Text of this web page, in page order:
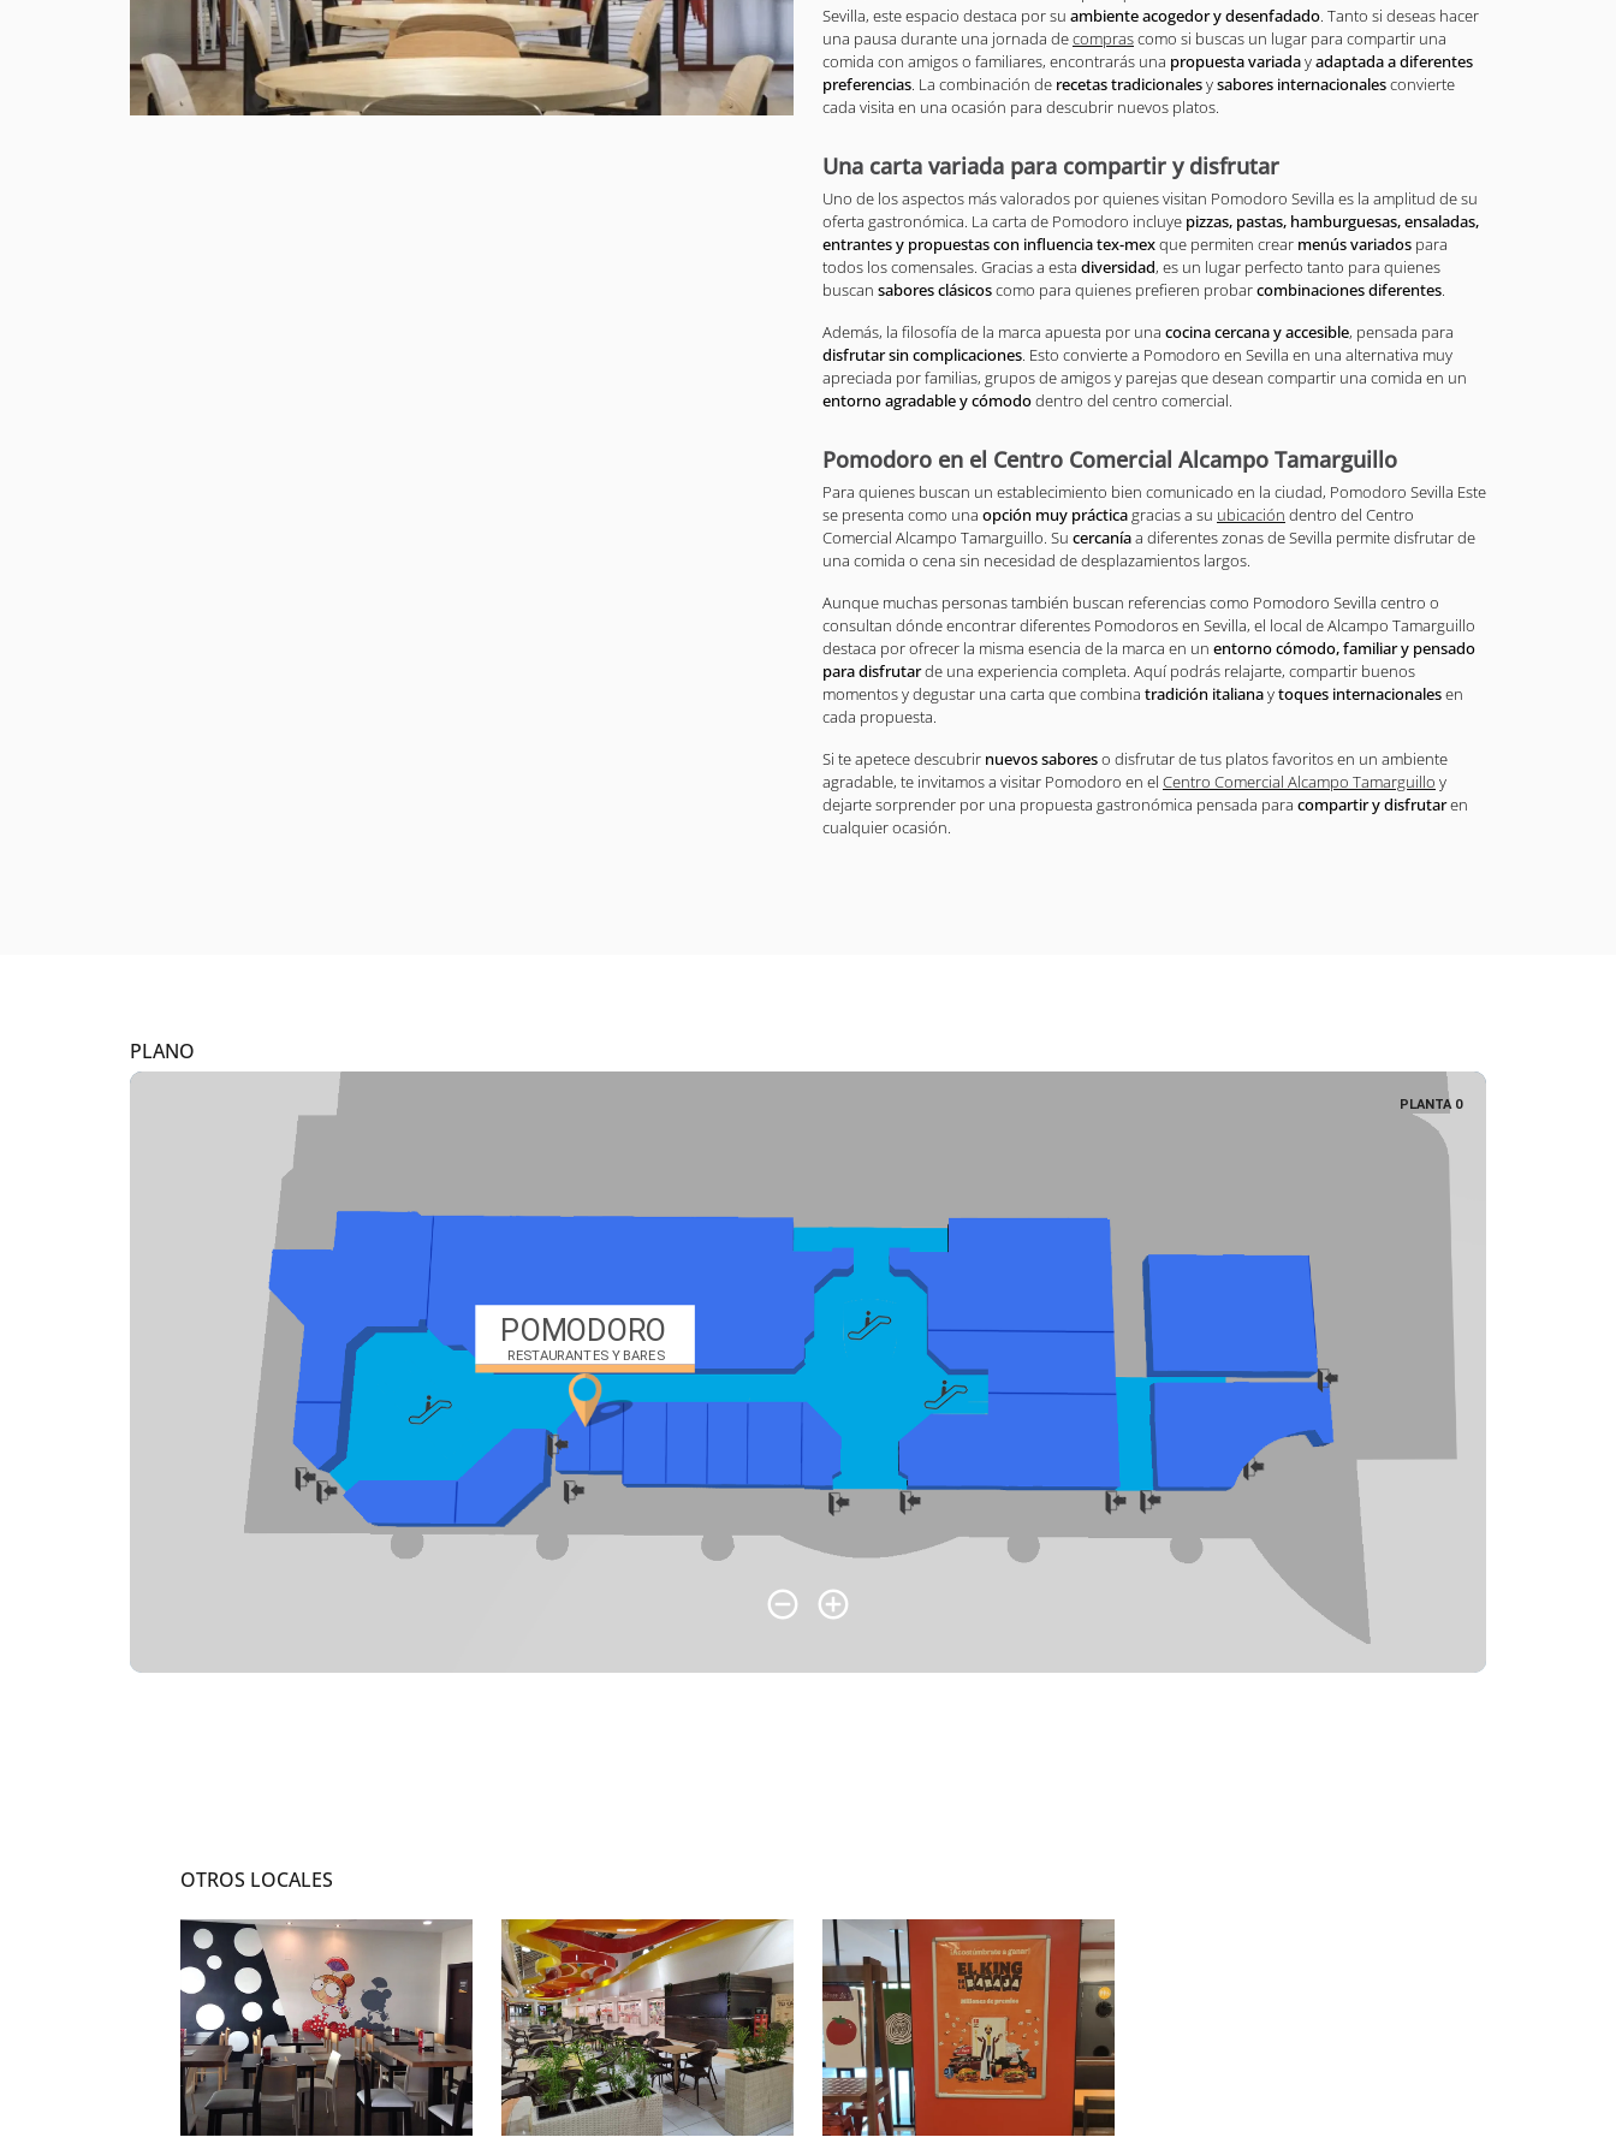
Sevilla, este espacio destaca por su ambiente acogedor y desenfadado. Tanto si deseas hacer
una pausa durante una jornada decomprascomo si buscas un lugar para compartir una
comida con amigos o familiares, encontrarás una propuesta variadayadaptada a diferentes
preferencias. La combinación de recetas tradicionalesysabores internacionalesconvierte
cada visita en una ocasión para descubrir nuevos platos.
Una carta variada para compartir y disfrutar
Uno de los aspectos más valorados por quienes visitan Pomodoro Sevilla es la amplitud de su
oferta gastronómica. La carta de Pomodoro incluye pizzas, pastas, hamburguesas, ensaladas,
entrantes y propuestas con influencia tex-mexque permiten crear menús variados para
todos los comensales. Gracias a esta diversidad, es un lugar perfecto tanto para quienes
buscan sabores clásicoscomo para quienes prefieren probarcombinaciones diferentes.
Además, la filosofía de la marca apuesta por una cocina cercana y accesible, pensada para
disfrutar sin complicaciones. Esto convierte a Pomodoro en Sevilla en una alternativa muy
apreciada por familias, grupos de amigos y parejas que desean compartir una comida en un
entorno agradable y cómododentro del centro comercial.
Pomodoro en el Centro Comercial Alcampo Tamarguillo
Para quienes buscan un establecimiento bien comunicado en la ciudad, Pomodoro Sevilla Este
se presenta como una opción muy prácticagracias a su ubicación dentro del Centro
Comercial Alcampo Tamarguillo. Su cercaníaa diferentes zonas de Sevilla permite disfrutar de
una comida o cena sin necesidad de desplazamientos largos.
Aunque muchas personas también buscan referencias como Pomodoro Sevilla centro o
consultan dónde encontrar diferentes Pomodoros en Sevilla, el local de Alcampo Tamarguillo
destaca por ofrecer la misma esencia de la marca en un entorno cómodo, familiar y pensado
para disfrutarde una experiencia completa. Aquí podrás relajarte, compartir buenos
momentos y degustar una carta que combina tradición italianaytoques internacionalesen
cada propuesta.
Si te apetece descubrir nuevos saboreso disfrutar de tus platos favoritos en un ambiente
agradable, te invitamos a visitar Pomodoro en el Centro Comercial Alcampo Tamarguillo y
dejarte sorprender por una propuesta gastronómica pensada para compartir y disfrutaren
cualquier ocasión.
PLANO
OTROS LOCALES